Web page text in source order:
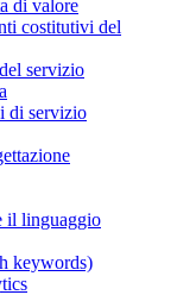
di valore
costitutivi del
servizio
di servizio
il linguaggio
keywords)